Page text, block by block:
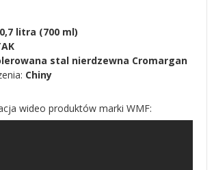
0,7 litra (700 ml)
stal nierdzewna Cromargan
Chiny
wideo produktów marki WMF: